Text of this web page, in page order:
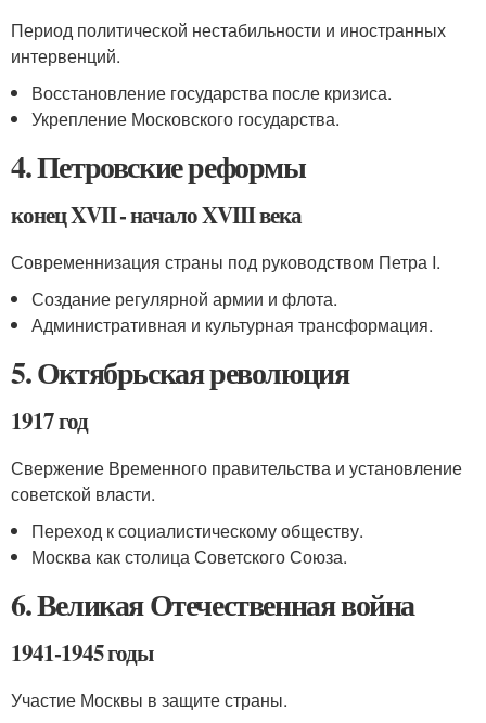
Период политической нестабильности и иностранных
интервенций.
Восстановление государства после кризиса.
Укрепление Московского государства.
4. Петровские реформы
конец XVII - начало XVIII века
Современнизация страны под руководством Петра I.
Создание регулярной армии и флота.
Административная и культурная трансформация.
5. Октябрьская революция
1917 год
Свержение Временного правительства и установление
советской власти.
Переход к социалистическому обществу.
Москва как столица Советского Союза.
6. Великая Отечественная война
1941-1945 годы
Участие Москвы в защите страны.